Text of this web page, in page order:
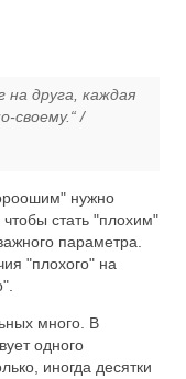
на друга, каждая
своему.“ /
нужно
стать "плохим"
параметра.
"плохого" на
много. В
одного
иногда десятки